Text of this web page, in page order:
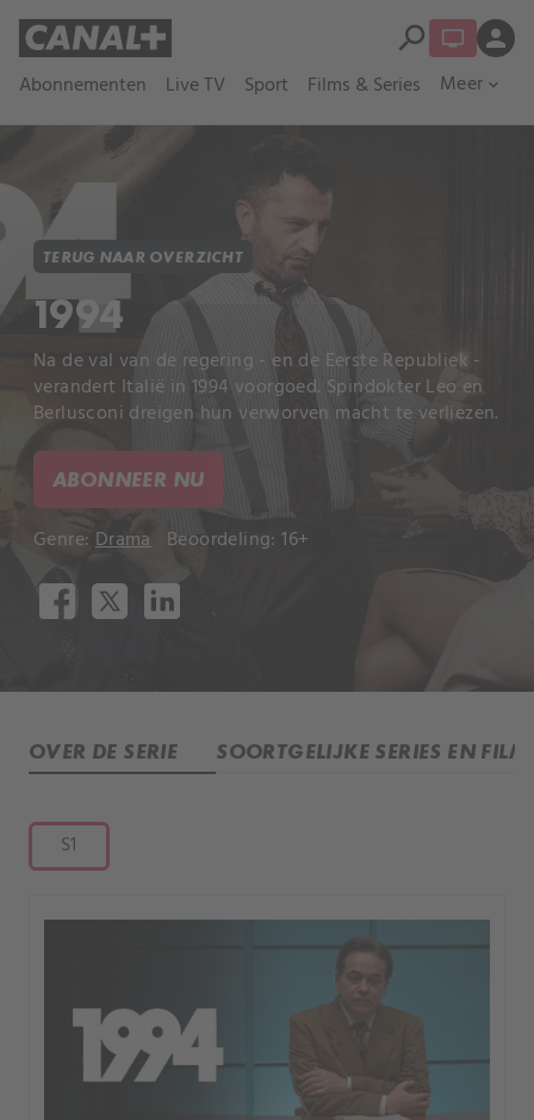
Abonnementen Live TV Sport Films & Series Meer expand_more
search person
TERUG NAAR OVERZICHT
1994
Na de val van de regering - en de Eerste Republiek -
verandert Italië in 1994 voorgoed. Spindokter Leo en
Berlusconi dreigen hun verworven macht te verliezen.
ABONNEER NU
Genre: Drama Beoordeling: 16+
OVER DE SERIE SOORTGELIJKE SERIES EN
S1